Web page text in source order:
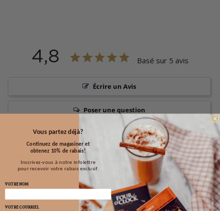
4,8 Basé sur 5 avis
Écrire un Avis
Poser une question
Des questions
SG
05/27/2026
Vous partez déjà?
Continuez de magasiner et
obtenez 10% de rabais!
Inscrivez-vous à notre infolettre
pour recevoir votre rabais exclusif.
VOTRE NOM
VOTRE COURRIEL